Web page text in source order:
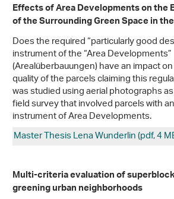
Effects of Area Developments on the
of the Surrounding Green Space in
Does the required “particularly good
instrument of the “Area Developments”
(Arealüberbauungen) have an impact
quality of the parcels claiming this
was studied using aerial photographs
field survey that involved parcels with
instrument of Area Developments.
Master Thesis Lena Wunderlin (pdf, 4
Multi-criteria evaluation of
greening urban neighborhoods